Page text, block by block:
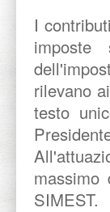
I
rilevano
testo
SIMEST.